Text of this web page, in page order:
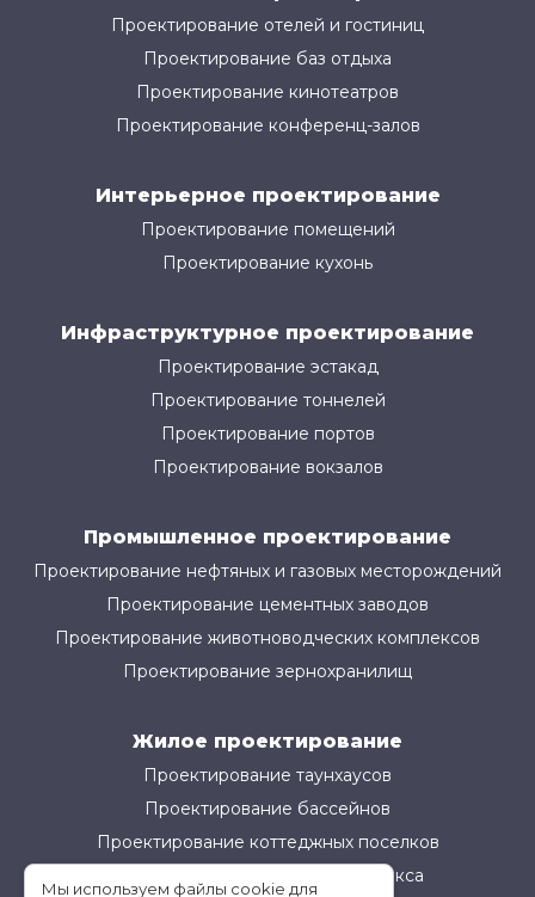
Проектирование отелей и гостиниц
Проектирование баз отдыха
Проектирование кинотеатров
Проектирование конференц-залов
Интерьерное проектирование
Проектирование помещений
Проектирование кухонь
Инфраструктурное проектирование
Проектирование эстакад
Проектирование тоннелей
Проектирование портов
Проектирование вокзалов
Промышленное проектирование
Проектирование нефтяных и газовых месторождений
Проектирование цементных заводов
Проектирование животноводческих комплексов
Проектирование зернохранилищ
Жилое проектирование
Проектирование таунхаусов
Проектирование бассейнов
Проектирование коттеджных поселков
Проектирование жилого комплекса
Мы используем файлы cookie для